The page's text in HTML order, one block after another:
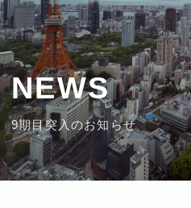
エンジニアリングサービス
コンサルティングサービス
キャリア支援サービス
NEWS
9期目突入のお知らせ